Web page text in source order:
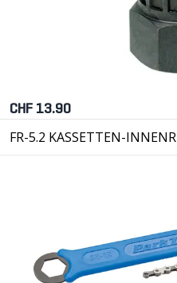
CHF 13.90
FR-5.2 KASSETTEN-